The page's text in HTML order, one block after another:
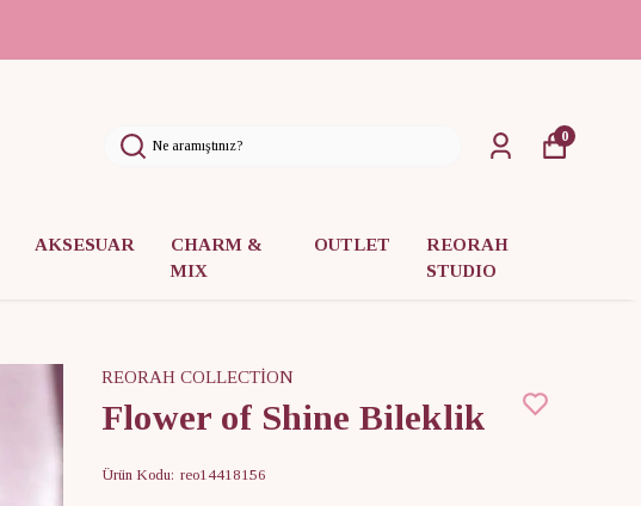
AKSESUAR
CHARM &
MIX
OUTLET
REORAH
STUDIO
0
REORAH COLLECTİON
Flower of Shine Bileklik
Ürün Kodu: reo14418156